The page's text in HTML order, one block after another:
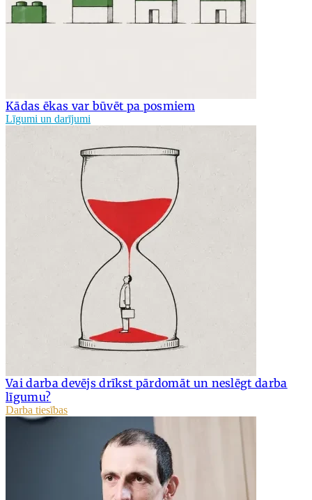
Kādas ēkas var būvēt pa posmiem
Līgumi un darījumi
Vai darba devējs drīkst pārdomāt un neslēgt darba
līgumu?
Darba tiesības